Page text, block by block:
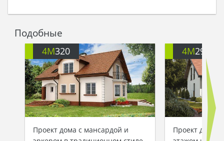
Подобные
4M320
Проект дома с мансардой и
4M290A
Проект дома